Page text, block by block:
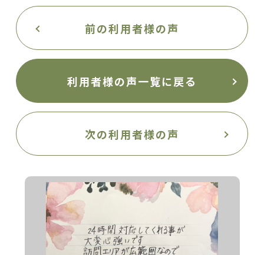
前の利用者様の声
利用者様の声一覧に戻る
次の利用者様の声